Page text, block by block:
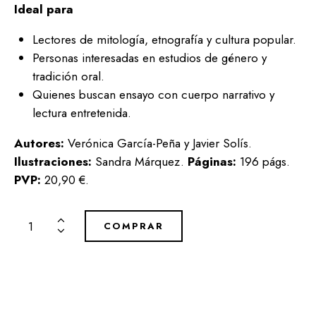
Ideal para
Lectores de mitología, etnografía y cultura popular.
Personas interesadas en estudios de género y
tradición oral.
Quienes buscan ensayo con cuerpo narrativo y
lectura entretenida.
Autores: Verónica García-Peña y Javier Solís.
Ilustraciones: Sandra Márquez. Páginas: 196 págs.
PVP: 20,90 €.
COMPRAR